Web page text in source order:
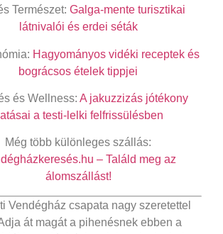
Természet: Galga-mente turisztikai
látnivalói és erdei séták
Hagyományos vidéki receptek és
bográcsos ételek tippjei
és Wellness: A jakuzzizás jótékony
a testi-lelki felfrissülésben
Még több különleges szállás:
– Találd meg az
álomszállást!
Vendégház csapata nagy szeretettel
át magát a pihenésnek ebben a